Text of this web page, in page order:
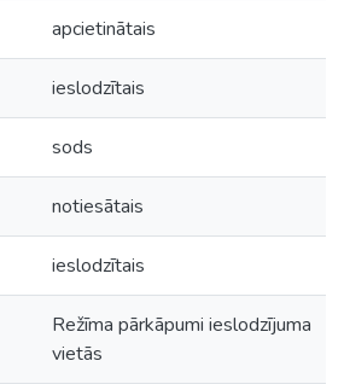
apcietinātais
ieslodzītais
sods
notiesātais
ieslodzītais
Režīma pārkāpumi ieslodzījuma
vietās